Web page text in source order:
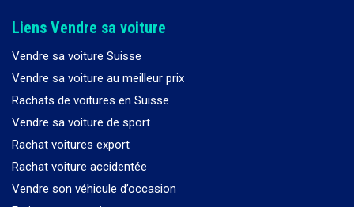
Liens Vendre sa voiture
Vendre sa voiture Suisse
Vendre sa voiture au meilleur prix
Rachats de voitures en Suisse
Vendre sa voiture de sport
Rachat voitures export
Rachat voiture accidentée
Vendre son véhicule d’occasion